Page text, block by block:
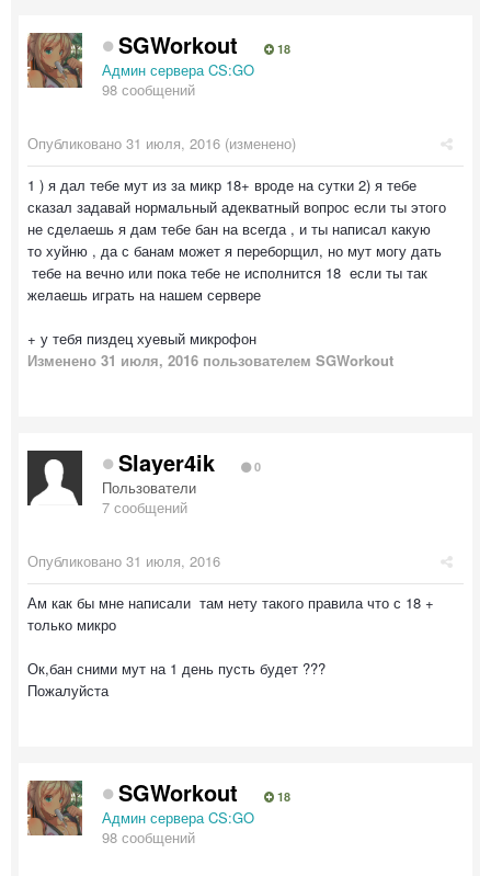
SGWorkout 18
Админ сервера CS:GO
98 сообщений
Опубликовано 31 июля, 2016 (изменено)
1 ) я дал тебе мут из за микр 18+ вроде на сутки 2) я тебе
сказал задавай нормальный адекватный вопрос если ты этого
не сделаешь я дам тебе бан на всегда , и ты написал какую
то хуйню , да с банам может я переборщил, но мут могу дать
тебе на вечно или пока тебе не исполнится 18 если ты так
желаешь играть на нашем сервере
+ у тебя пиздец хуевый микрофон
Изменено 31 июля, 2016 пользователем SGWorkout
Slayer4ik 0
Пользователи
7 сообщений
Опубликовано 31 июля, 2016
Ам как бы мне написали там нету такого правила что с 18 +
только микро
Ок,бан сними мут на 1 день пусть будет ???
Пожалуйста
SGWorkout 18
Админ сервера CS:GO
98 сообщений